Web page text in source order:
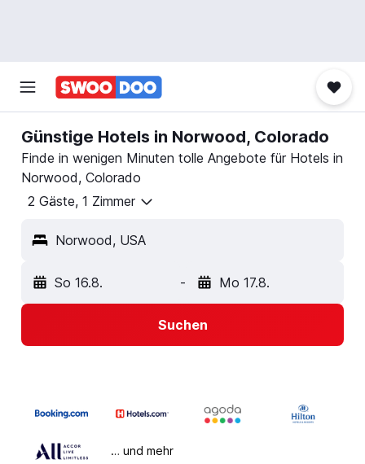
Günstige Hotels in Norwood, Colorado
Finde in wenigen Minuten tolle Angebote für Hotels in
Norwood, Colorado
2 Gäste, 1 Zimmer
Norwood, USA
So 16.8. - Mo 17.8.
Suchen
… und mehr